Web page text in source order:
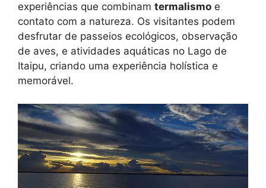
experiências que combinam termalismo e
contato com a natureza. Os visitantes podem
desfrutar de passeios ecológicos, observação
de aves, e atividades aquáticas no Lago de
Itaipu, criando uma experiência holística e
memorável.